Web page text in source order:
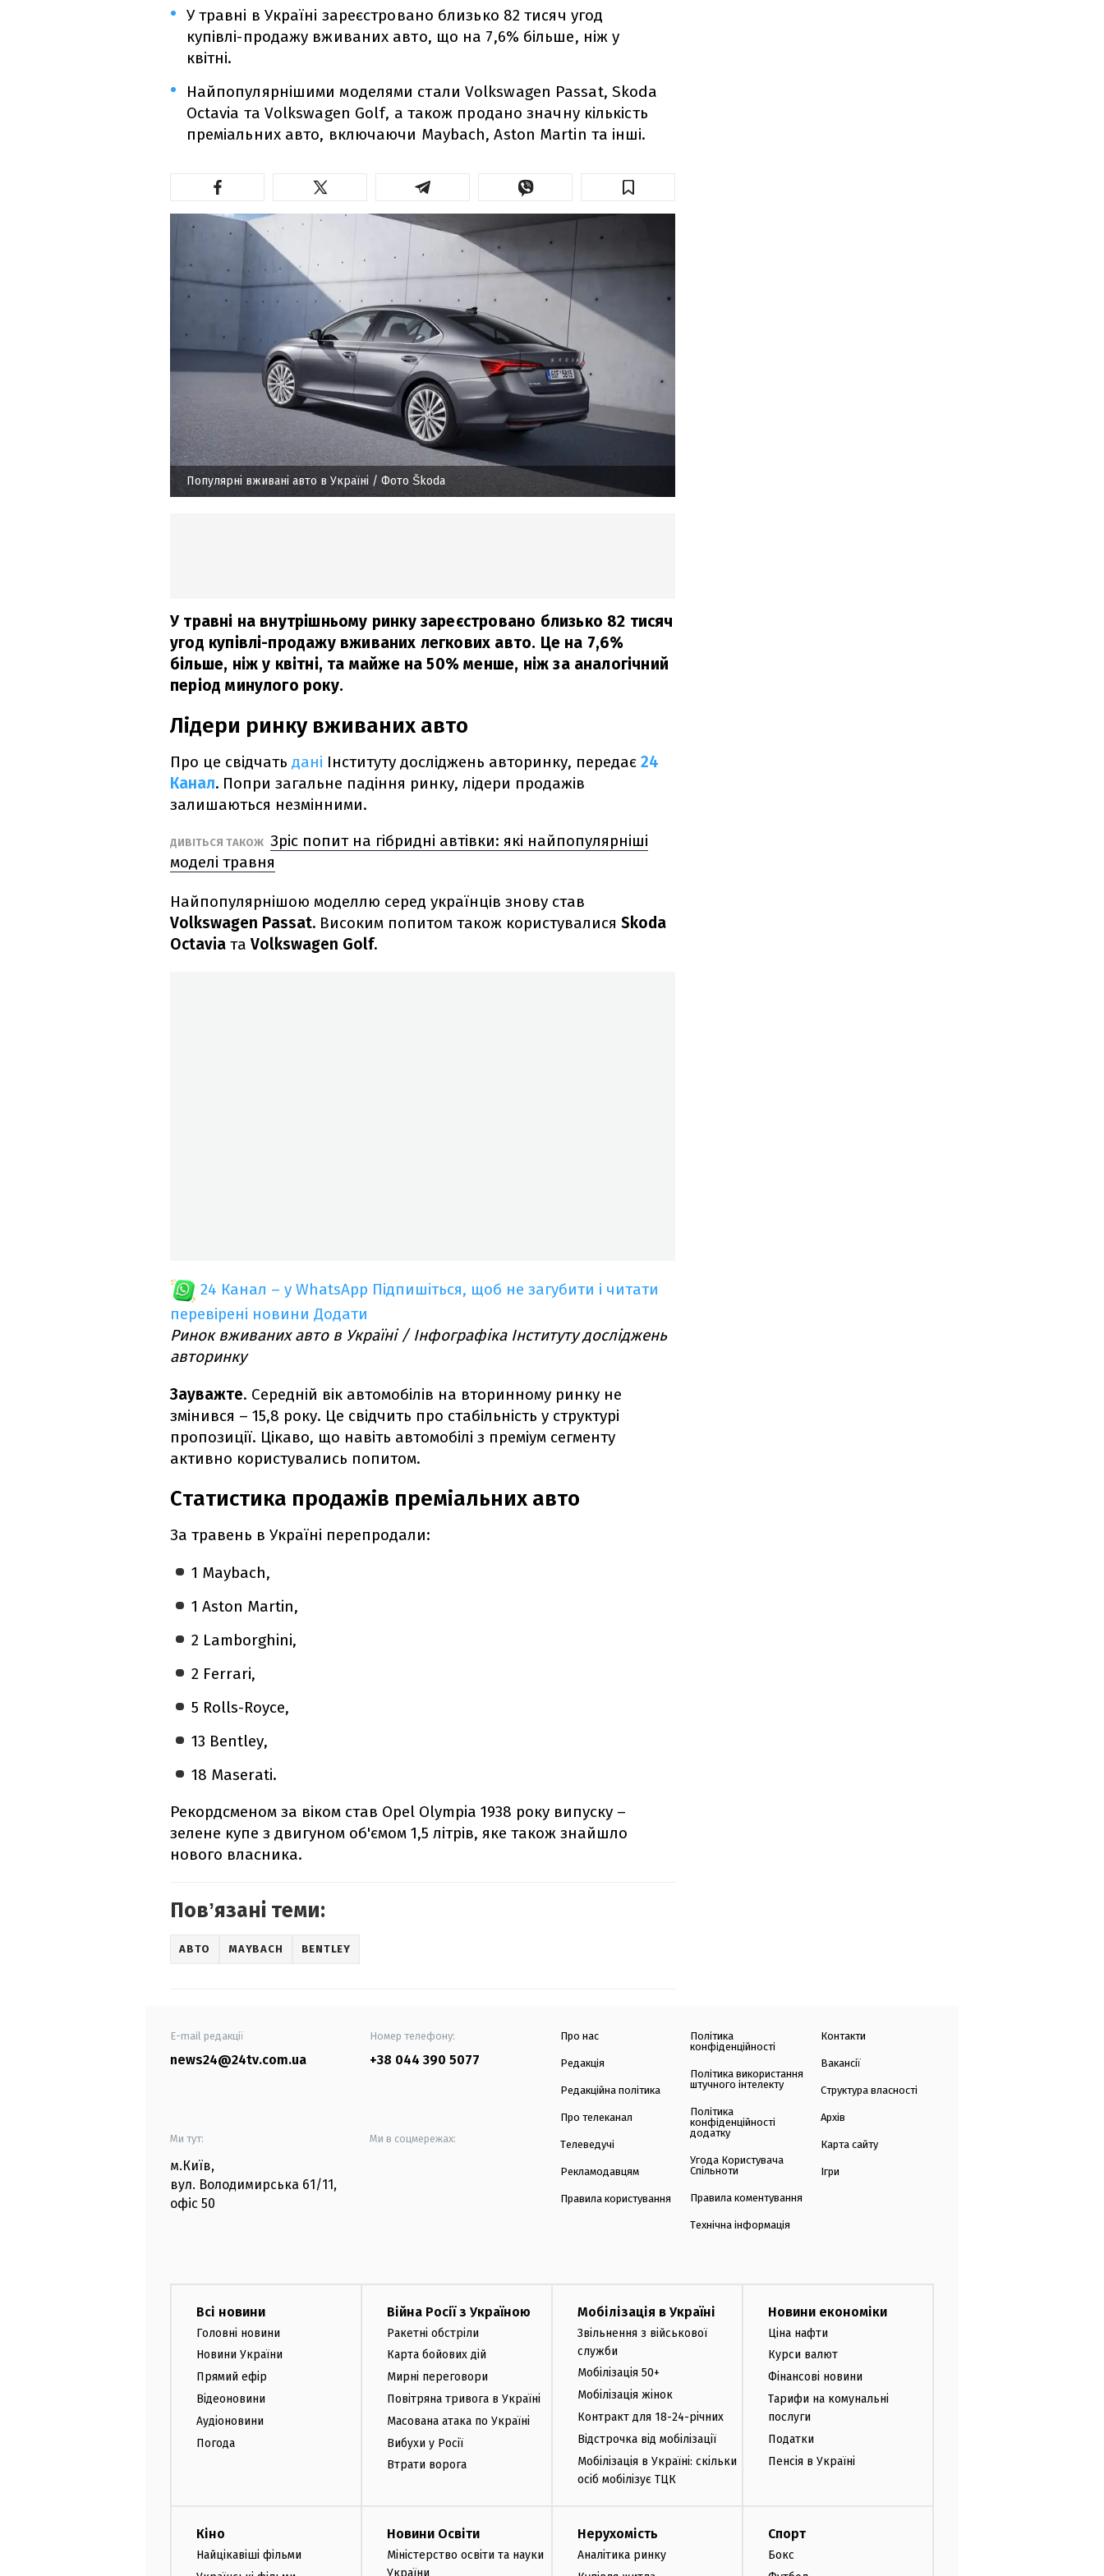
У травні в Україні зареєстровано близько 82 тисяч угод
купівлі-продажу вживаних авто, що на 7,6% більше, ніж у
квітні.
Найпопулярнішими моделями стали Volkswagen Passat, Skoda
Octavia та Volkswagen Golf, а також продано значну кількість
преміальних авто, включаючи Maybach, Aston Martin та інші.
Популярні вживані авто в Україні / Фото Škoda
У травні на внутрішньому ринку зареєстровано близько 82 тисяч
угод купівлі-продажу вживаних легкових авто. Це на 7,6%
більше, ніж у квітні, та майже на 50% менше, ніж за аналогічний
період минулого року.
Лідери ринку вживаних авто
Про це свідчать дані Інституту досліджень авторинку, передає 24
Канал. Попри загальне падіння ринку, лідери продажів
залишаються незмінними.
ДИВІТЬСЯ ТАКОЖ Зріс попит на гібридні автівки: які найпопулярніші
моделі травня
Найпопулярнішою моделлю серед українців знову став
Volkswagen Passat. Високим попитом також користувалися Skoda
Octavia та Volkswagen Golf.
24 Канал – у WhatsApp Підпишіться, щоб не загубити і читати
перевірені новини Додати
Ринок вживаних авто в Україні / Інфографіка Інституту досліджень
авторинку
Зауважте. Середній вік автомобілів на вторинному ринку не
змінився – 15,8 року. Це свідчить про стабільність у структурі
пропозиції. Цікаво, що навіть автомобілі з преміум сегменту
активно користувались попитом.
Статистика продажів преміальних авто
За травень в Україні перепродали:
1 Maybach,
1 Aston Martin,
2 Lamborghini,
2 Ferrari,
5 Rolls-Royce,
13 Bentley,
18 Maserati.
Рекордсменом за віком став Opel Olympia 1938 року випуску –
зелене купе з двигуном об'ємом 1,5 літрів, яке також знайшло
нового власника.
Повʼязані теми:
АВТО MAYBACH BENTLEY
E-mail редакції
news24@24tv.com.ua
Номер телефону:
+38 044 390 5077
Ми тут:
м.Київ,
вул. Володимирська 61/11,
офіс 50
Ми в соцмережах:
Про нас
Редакція
Редакційна політика
Про телеканал
Телеведучі
Рекламодавцям
Правила користування
Політика
конфіденційності
Політика використання
штучного інтелекту
Політика
конфіденційності
додатку
Угода Користувача
Спільноти
Правила коментування
Технічна інформація
Контакти
Вакансії
Структура власності
Архів
Карта сайту
Ігри
Всі новини
Головні новини
Новини України
Прямий ефір
Відеоновини
Аудіоновини
Погода
Війна Росії з Україною
Ракетні обстріли
Карта бойових дій
Мирні переговори
Повітряна тривога в Україні
Масована атака по Україні
Вибухи у Росії
Втрати ворога
Мобілізація в Україні
Звільнення з військової
служби
Мобілізація 50+
Мобілізація жінок
Контракт для 18-24-річних
Відстрочка від мобілізації
Мобілізація в Україні: скільки
осіб мобілізує ТЦК
Новини економіки
Ціна нафти
Курси валют
Фінансові новини
Тарифи на комунальні
послуги
Податки
Пенсія в Україні
Кіно
Найцікавіші фільми
Новини Освіти
Міністерство освіти та науки
Нерухомість
Аналітика ринку
Спорт
Бокс